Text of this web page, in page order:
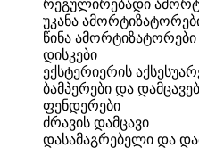
რეგულირებადი
უკანა
წინა ამორტიზატორები
დისკები
ექსტერიერის
ბამპერები და
ფენდერები
ძრავის დამცავი
დასამაგრებელი და